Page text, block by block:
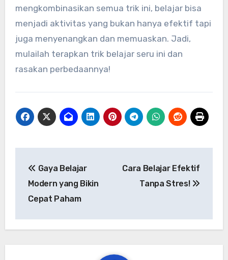
mengkombinasikan semua trik ini, belajar bisa
menjadi aktivitas yang bukan hanya efektif tapi
juga menyenangkan dan memuaskan. Jadi,
mulailah terapkan trik belajar seru ini dan
rasakan perbedaannya!
pos
Gaya Belajar
Modern yang Bikin
Cepat Paham
Cara Belajar Efektif
Tanpa Stres!